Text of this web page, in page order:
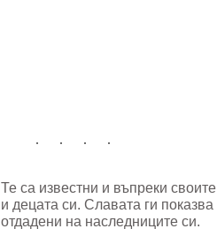
Те са известни и въпреки
и децата си. Славата ги
отдадени на наследниците си.